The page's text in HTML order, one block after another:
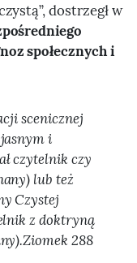
dostrzegł w
społecznych i
scenicznej
i
czytelnik czy
lub też
Czystej
z doktryną
288